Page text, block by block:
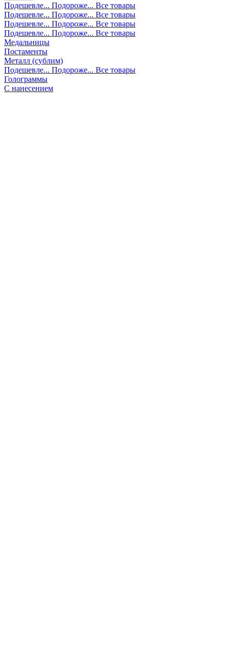
Подешевле... Подороже... Все товары
Подешевле... Подороже... Все товары
Подешевле... Подороже... Все товары
Подешевле... Подороже... Все товары
Медальницы
Постаменты
Металл (сублим)
Подешевле... Подороже... Все товары
Голограммы
С нанесением